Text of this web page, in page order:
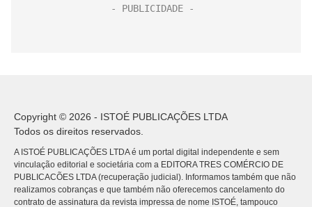
Copyright © 2026 - ISTOÉ PUBLICAÇÕES LTDA
Todos os direitos reservados.
A ISTOÉ PUBLICAÇÕES LTDA é um portal digital independente e sem
vinculação editorial e societária com a EDITORA TRES COMÉRCIO DE
PUBLICACÕES LTDA (recuperação judicial). Informamos também que não
realizamos cobranças e que também não oferecemos cancelamento do
contrato de assinatura da revista impressa de nome ISTOÉ, tampouco